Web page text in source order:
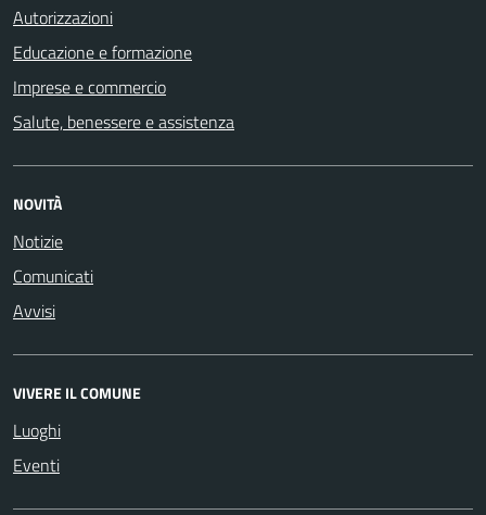
Autorizzazioni
Educazione e formazione
Imprese e commercio
Salute, benessere e assistenza
NOVITÀ
Notizie
Comunicati
Avvisi
VIVERE IL COMUNE
Luoghi
Eventi